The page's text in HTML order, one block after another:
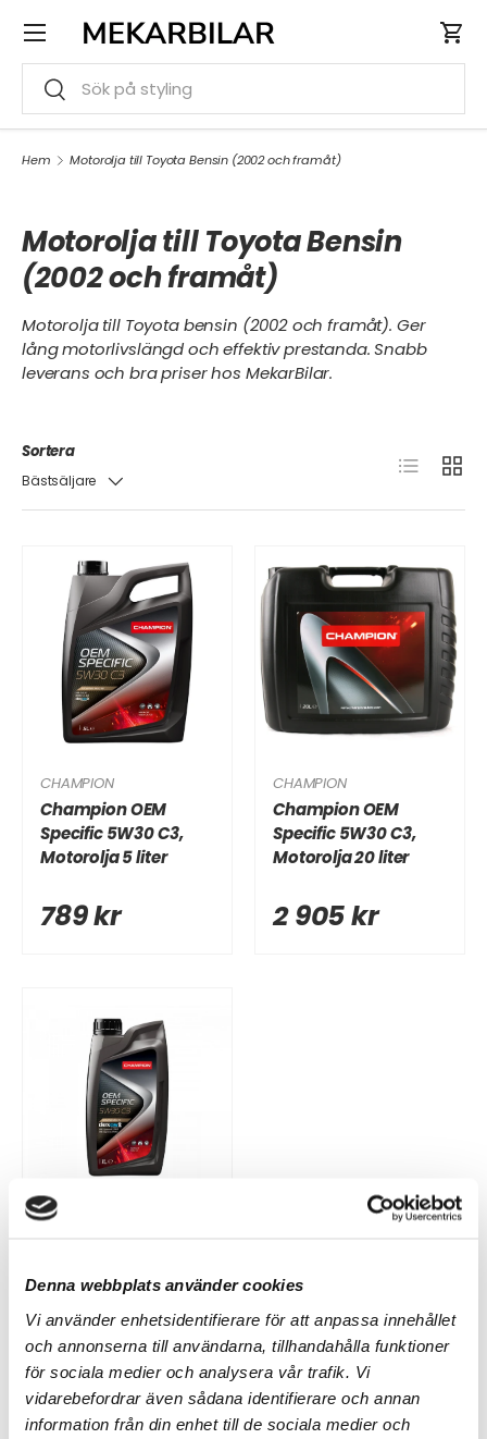
Denna webbplats använder cookies
Vi använder enhetsidentifierare för att anpassa innehållet
och annonserna till användarna, tillhandahålla funktioner
för sociala medier och analysera vår trafik. Vi
vidarebefordrar även sådana identifierare och annan
information från din enhet till de sociala medier och
HOPPA TILL INNEHÅLL
Sök
Meny
Hem Motorolja till Toyota Bensin (2002 och framåt)
Motorolja till Toyota Bensin
(2002 och framåt)
Motorolja till Toyota bensin (2002 och framåt). Ger
lång motorlivslängd och effektiv prestanda. Snabb
leverans och bra priser hos MekarBilar.
Sortera
Bästsäljare
Lista Grid
CHAMPION
Champion OEM
Specific 5W30 C3,
Motorolja 5 liter
789 kr
CHAMPION
Champion OEM
Specific 5W30 C3,
Motorolja 20 liter
2 905 kr
CHAMPION
Specific 5W30 C3,
Motorolja 1 liter
191 kr